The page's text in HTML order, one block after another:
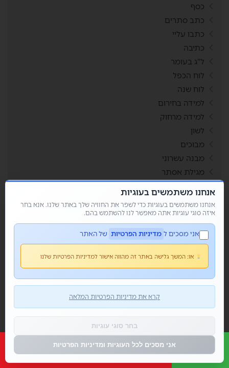
כסף
כתב סתרים
כתבו עליי
כתיבה
ל"ג בעומר
לוח הכפל
לוח שנה
למידה בחירום
למידה מרחוק
לשון
מבוכים
מבנה עשרוני
מגילת אסתר
מהות הכפל
מולדת
מחולל בינגו
מחולל דומינו
מחולל מבוך
מחולל מבוכים
מחולל סביבון
מחולל סולמות ונחשים
מחולל קובייה
מחולל רביעיות
מחוללי משחקים
מחתרות
אנחנו משתמשים בעוגיות
אנחנו משתמשים בעוגיות כדי לשפר את החוויה שלך באתר שלנו. אנא בחר
איזה סוגי עוגיות אתה מאפשר לנו להשתמש בהם.
אני מסכים ל מדיניות הפרטיות של האתר
או: המשך גלישה באתר זה מהווה אישור למדיניות הפרטיות שלנו
קרא את מדיניות הפרטיות המלאה
בחר סוגי עוגיות
אני מסכים לכל העוגיות ומדיניות הפרטיות